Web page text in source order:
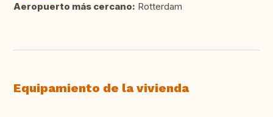
Aeropuerto más cercano: Rotterdam
Equipamiento de la vivienda